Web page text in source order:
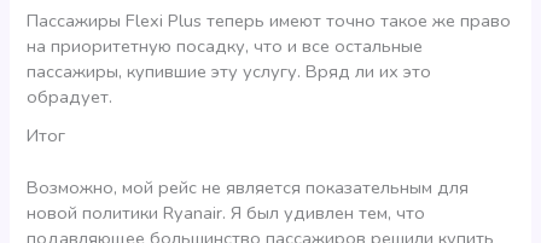
Паcсажиры Flexi Plus теперь имеют точно такое же право
на приоритетную посадку, что и все остальные
пассажиры, купившие эту услугу. Вряд ли их это
обрадует.
Итог
Возможно, мой рейс не является показательным для
новой политики Ryanair. Я был удивлен тем, что